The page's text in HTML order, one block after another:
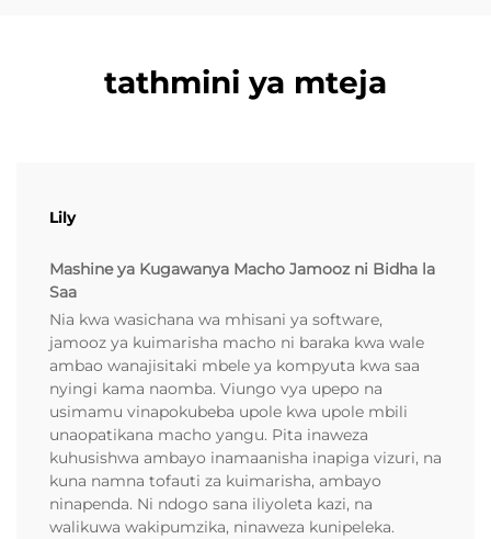
tathmini ya mteja
Lily
Mashine ya Kugawanya Macho Jamooz ni Bidha la
Saa
Nia kwa wasichana wa mhisani ya software,
jamooz ya kuimarisha macho ni baraka kwa wale
ambao wanajisitaki mbele ya kompyuta kwa saa
nyingi kama naomba. Viungo vya upepo na
usimamu vinapokubeba upole kwa upole mbili
unaopatikana macho yangu. Pita inaweza
kuhusishwa ambayo inamaanisha inapiga vizuri, na
kuna namna tofauti za kuimarisha, ambayo
ninapenda. Ni ndogo sana iliyoleta kazi, na
walikuwa wakipumzika, ninaweza kunipeleka.